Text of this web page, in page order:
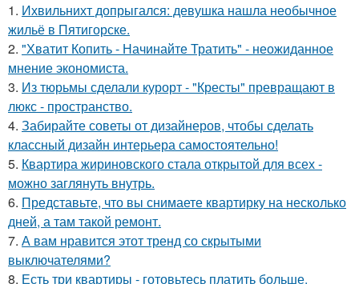
1. Ихвильнихт допрыгался: девушка нашла необычное
жильё в Пятигорске.
2. "Хватит Копить - Начинайте Тратить" - неожиданное
мнение экономиста.
3. Из тюрьмы сделали курорт - "Кресты" превращают в
люкс - пространство.
4. Забирайте советы от дизайнеров, чтобы сделать
классный дизайн интерьера самостоятельно!
5. Квартира жириновского стала открытой для всех -
можно заглянуть внутрь.
6. Представьте, что вы снимаете квартирку на несколько
дней, а там такой ремонт.
7. А вам нравится этот тренд со скрытыми
выключателями?
8. Есть три квартиры - готовьтесь платить больше.